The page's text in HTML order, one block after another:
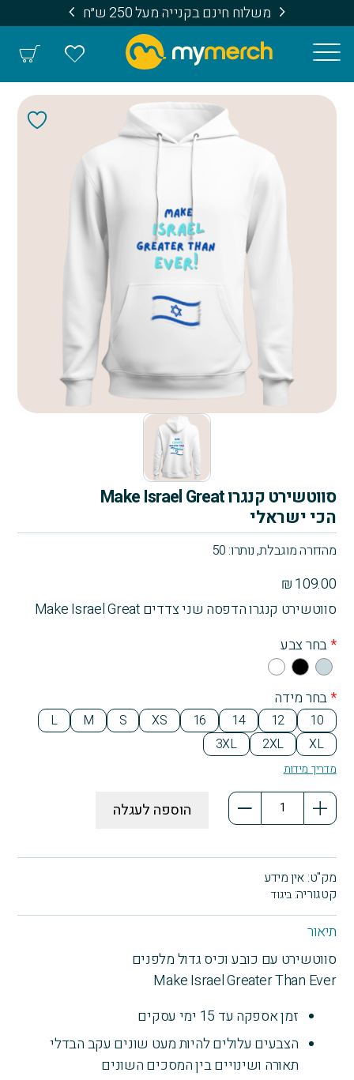
משלוח חינם בקנייה מעל 250 ש״ח
סווטשירט קנגרו Make Israel Great
הכי ישראלי
מהדורה מוגבלת, נותרו: 50
₪109.00
סווטשירט קנגרו הדפסה שני צדדים Make Israel Great
*בחר צבע
Gra
y
Bla
Whi
*בחר מידה
10
12
14
16
XS
S
M
L
XL
2XL
3XL
מדריך מידות
כמות
קנגרו
Make
Israel
הוספה לעגלה
תיאור
סווטשירט עם כובע וכיס גדול מלפנים
Make Israel Greater Than Ever
זמן אספקה עד 15 ימי עסקים
הצבעים עלולים להיות מעט שונים עקב הבדלי
תאורה ושינויים בין המסכים השונים
מק"ט: אין מידע
קטגוריה: ביגוד